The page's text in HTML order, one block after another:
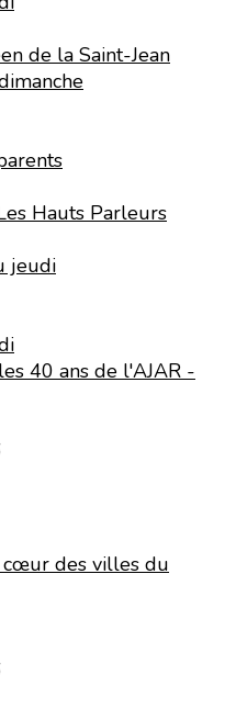
de la Saint-Jean
Hauts Parleurs
jeudi
40 ans de l'AJAR -
cœur des villes du